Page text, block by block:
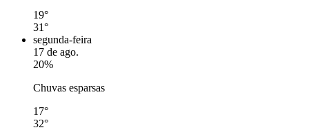
19°
31°
segunda-feira
17 de ago.
20%
Chuvas esparsas
17°
32°